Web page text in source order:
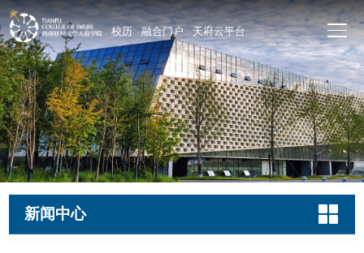
校历 融合门户 天府云平台
新闻中心